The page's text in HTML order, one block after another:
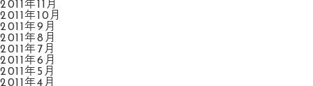
2011年11月
2011年10月
2011年9月
2011年8月
2011年7月
2011年6月
2011年5月
2011年4月